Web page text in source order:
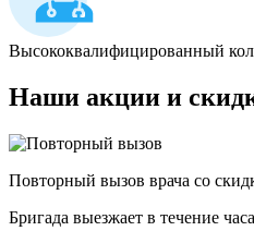
Высококвалифицированный
Наши акции и
Повторный вызов врача со
Бригада выезжает в течение